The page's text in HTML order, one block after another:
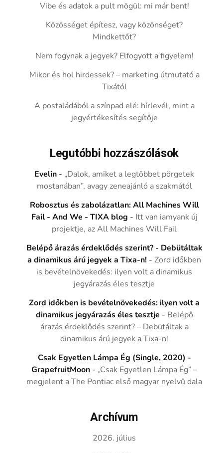
Vibe és adatok a pult mögül: mi már bent!
Közösséget építesz, vagy közönséget?
Mindkettőt?
Nem fogynak a jegyek? Elfogyott a figyelem!
Mikor és hol hirdessek? – marketing útmutató a
Tixától
A postaládából a színpad elé: hírlevél, mint a
jegyértékesítés segítője
Legutóbbi hozzászólások
Evelin - „Dalok, amiket a legtöbbet pörgetek
mostanában”, avagy zeneajánló a szakmától
Robosztus és zabolázatlan: All Machines Will
Fail - And We - TIXA blog - Itt van iamyank új
projektje, az All Machines Will Fail
Belépő árazás érdeklődés szerint? - Debütáltak
a dinamikus árú jegyek a Tixa-n! -Zord időkben
is bevételnövekedés: ilyen volt a dinamikus
jegyárazás éles tesztje
Zord időkben is bevételnövekedés: ilyen volt a
dinamikus jegyárazás éles tesztje - Belépő
árazás érdeklődés szerint? – Debütáltak a
dinamikus árú jegyek a Tixa-n!
Csak Egyetlen Lámpa Ég (Single, 2020) -
GrapefruitMoon - „Csak Egyetlen Lámpa Ég” –
megjelent a The Pontiac első magyar nyelvű dala
Archívum
2026. július